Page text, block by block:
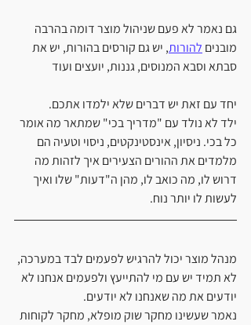
גם נאמר לא פעם שניהול מוצר דומה בהרבה
מובנים להורות, יש גם קורסים בהורות, יש את
סבתא וסבא המנוסים, גננות, יועצים ועוד
יחד עם זאת יש דברים שלא ילמדו אתכם.
ילד לא נולד עם "מדריך בכי" שמתאר מה אומר
כל בכי. ניסיון, אינסטינקטים, ניסוי וטעיה הם
מלמדים את ההורים הצעירים איך לזהות מה
דרוש לו, מה כואב לו, מהן ה"דעות" שלו ואיך
לעשות לו יותר נוח.
מנהל מוצר יכול להרגיש לפעמים לבד במערכה,
לא תמיד יש עם מי להתייעץ ולפעמים אנחנו לא
יודעים את מה שאנחנו לא יודעים.
נאמר שעשינו מחקר שוק מופלא, מחקר לקוחות